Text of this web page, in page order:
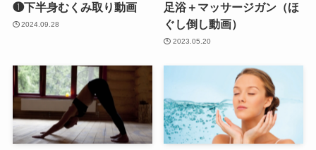
❶下半身むくみ取り動画
2024.09.28
足浴＋マッサージガン（ほ
ぐし倒し動画）
2023.05.20